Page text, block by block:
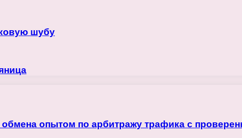
шубу
опытом по арбитражу трафика с